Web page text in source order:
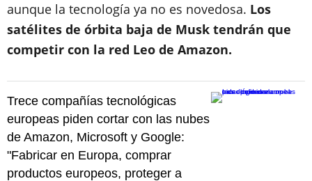
aunque la tecnología ya no es novedosa. Los
satélites de órbita baja de Musk tendrán que
competir con la red Leo de Amazon.
Trece compañías tecnológicas
europeas piden cortar con las nubes
de Amazon, Microsoft y Google:
"Fabricar en Europa, comprar
productos europeos, proteger a